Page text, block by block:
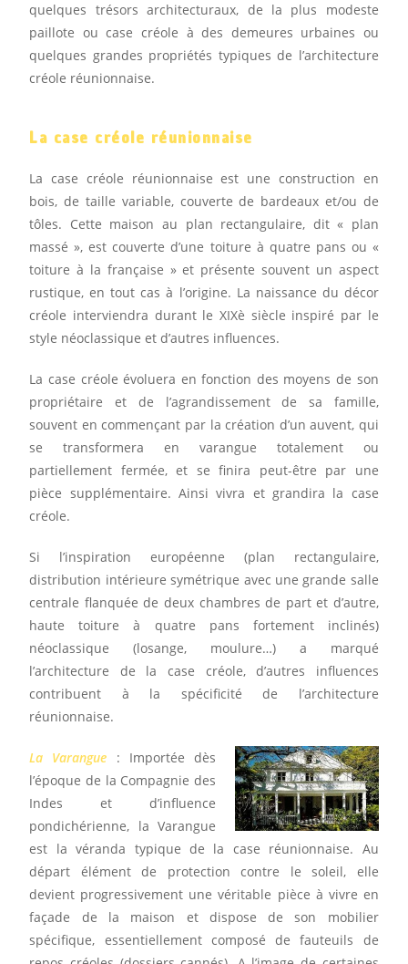
quelques trésors architecturaux, de la plus modeste
paillote ou case créole à des demeures urbaines ou
quelques grandes propriétés typiques de l’architecture
créole réunionnaise.
La case créole réunionnaise
La case créole réunionnaise est une construction en
bois, de taille variable, couverte de bardeaux et/ou de
tôles. Cette maison au plan rectangulaire, dit « plan
massé », est couverte d’une toiture à quatre pans ou «
toiture à la française » et présente souvent un aspect
rustique, en tout cas à l’origine. La naissance du décor
créole interviendra durant le XIXè siècle inspiré par le
style néoclassique et d’autres influences.
La case créole évoluera en fonction des moyens de son
propriétaire et de l’agrandissement de sa famille,
souvent en commençant par la création d’un auvent, qui
se transformera en varangue totalement ou
partiellement fermée, et se finira peut-être par une
pièce supplémentaire. Ainsi vivra et grandira la case
créole.
Si l’inspiration européenne (plan rectangulaire,
distribution intérieure symétrique avec une grande salle
centrale flanquée de deux chambres de part et d’autre,
haute toiture à quatre pans fortement inclinés)
néoclassique (losange, moulure…) a marqué
l’architecture de la case créole, d’autres influences
contribuent à la spécificité de l’architecture
réunionnaise.
La Varangue : Importée dès
l’époque de la Compagnie des
Indes et d’influence
pondichérienne, la Varangue
est la véranda typique de la case réunionnaise. Au
départ élément de protection contre le soleil, elle
devient progressivement une véritable pièce à vivre en
façade de la maison et dispose de son mobilier
spécifique, essentiellement composé de fauteuils de